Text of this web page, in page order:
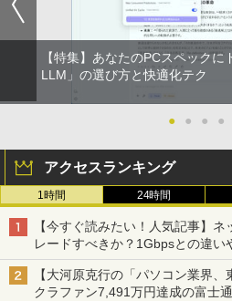
On My Road
￥250
￥1,625
【Amazon.co.jp
みきった日本の
] [ 水 ] [ ペット
] [ 水分補給 ]
スーパーの裏で
版ビッグガンガ
￥810
【特集】あなたのPCスペック
LLM」の選び方と快適化テク
● ● ● ●
アクセスランキング
1時間 24時間
【今すぐ読みたい！人気記事】
レードすべきか？1Gbpsとの違い
Watch
【大河原克行の「パソコン業界、
クラファン7,491万円達成の富士